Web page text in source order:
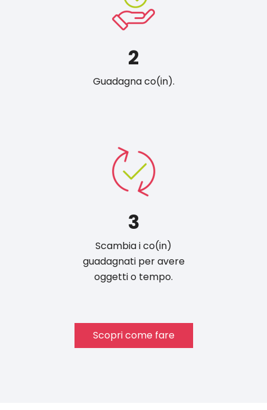
2
Guadagna co(in).
3
Scambia i co(in)
guadagnati per avere
oggetti o tempo.
Scopri come fare